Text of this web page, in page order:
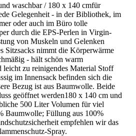
waschbar / 180 x 140 cmfür
Gelegenheit - in der Bibliothek, im
oder auch im Büro tolle
durch die EPS-Perlen in Virgin-
von Muskeln und Gelenken
Sitzsacks nimmt die Körperwärme
- hält schön warm
leicht zu reinigendes Material Stoff
im Innensack befinden sich die
Bezug ist aus Baumwolle. Beide
geöffnet werden180 x 140 cm und
500 Liter Volumen für viel
Baumwolle; Füllung aus 100%
empfehlen wir das
Spray.